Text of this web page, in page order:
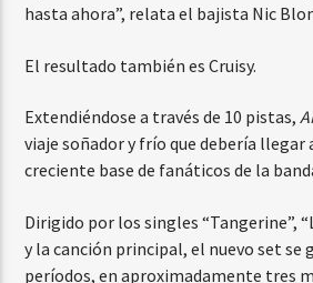
hasta ahora”, relata el bajista Nic
El resultado también es Cruisy.
Extendiéndose a través de 10 pistas,
viaje soñador y frío que debería
creciente base de fanáticos de la
Dirigido por los singles “Tangerine”,
y la canción principal, el nuevo set se
períodos, en aproximadamente tres